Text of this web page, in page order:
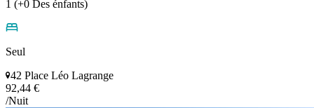
1 (+0 Des énfants)
Seul
42 Place Léo Lagrange
92,44 €
/Nuit